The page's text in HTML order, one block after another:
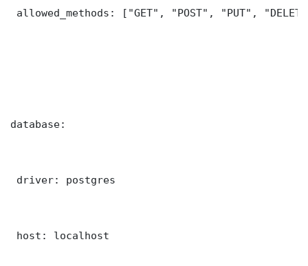
allowed_methods: ["GET", "POST", "PUT",
database:
driver: postgres
host: localhost